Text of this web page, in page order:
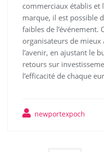
commerciaux établis et
marque, il est possible
faibles de l’événement.
organisateurs de mieux
l’avenir, en ajustant le
retours sur
l’efficacité de chaque
newportexpoch